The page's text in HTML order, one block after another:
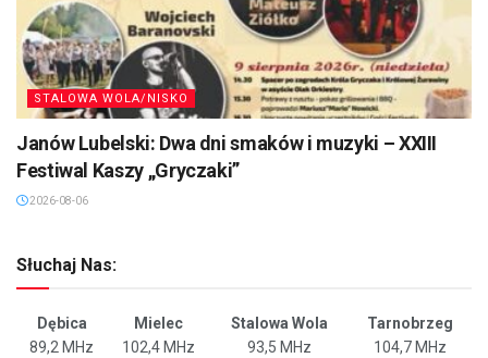
STALOWA WOLA/NISKO
Janów Lubelski: Dwa dni smaków i muzyki – XXIII
Festiwal Kaszy „Gryczaki”
2026-08-06
Słuchaj Nas:
Dębica Mielec Stalowa Wola
Tarnobrzeg
89,2 MHz
102,4 MHz 93,5 MHz 104,7 MHz